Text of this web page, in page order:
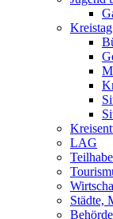
Kreistag
LAG
Teilhabe
Städte,